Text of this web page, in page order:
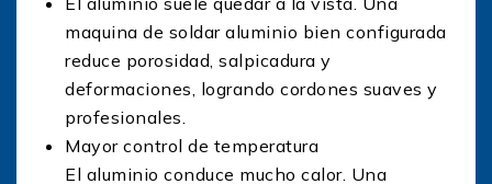
maquina de soldar aluminio bien configurada
reduce porosidad, salpicadura y
deformaciones, logrando cordones suaves y
profesionales.
Mayor control de temperatura
El aluminio conduce mucho calor. Una